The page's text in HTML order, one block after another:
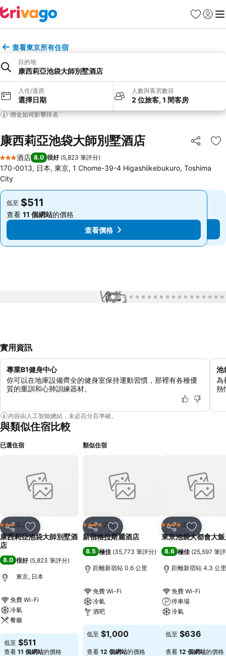
收藏夾
登入 選
查看東京所有住宿
目的地
康西莉亞池袋大師別墅酒店
入住/退房
選擇日期
人數與客房數目
2 位旅客, 1 間客房
佣金如何影響排名
康西莉亞池袋大師別墅酒店 分享
放
3 星級
酒店 8.0 很好 (5,823 筆評分)
170-0013, 日本, 東京, 1 Chome-39-4 Higashiikebukuro, Toshima
City
低至 $511
查看 11 個網站的價格
查看價格
低至 $511
查看 11 個網站的價格
查看價格
1 / 62
實用資訊
專業B1健身中心
你可以在地庫設備齊全的健身室保持運動習慣，那裡有各種優
質的重訓和心肺訓練器材。
池
為
熱
內容由人工智能總結，未必百分百準確。
與類似住宿比較
已選住宿
分享 放到收藏夾
3 星級酒店
康西莉亞池袋大師別墅酒
店
8.0 很好 (5,823 筆評分)
東京, 日本
免費 Wi-Fi
冷氣
餐廳
查看價格
低至 $511
查看 11 個網站的價格
類似住宿
分享 放到收藏夾
4 星級 酒店
新宿格拉斯麗酒店
8.5 極佳 (35,773 筆評分)
距離新宿站 0.6 公里
免費 Wi-Fi
冷氣
酒吧
查看價格
低至 $1,000
查看 12 個網站的價格
分享 放到收藏
4 星級 酒店
東京池袋大都會大
8.6 極佳 (25,597 筆
距離新宿站 4.3 公里
免費 Wi-Fi
停車場
冷氣
查看價格
低至 $636
查看 12 個網站的價格